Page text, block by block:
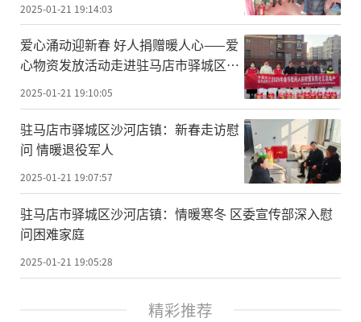
2025-01-21 19:14:03
爱心涌动迎新春 好人捐赠暖人心——爱
心物资发放活动走进驻马店市驿城区人
民街道
2025-01-21 19:10:05
驻马店市驿城区沙河店镇：新春走访慰
问 情暖退役军人
2025-01-21 19:07:57
驻马店市驿城区沙河店镇：情暖寒冬 区委宣传部深入慰
问困难家庭
2025-01-21 19:05:28
精彩推荐